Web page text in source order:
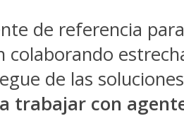
de referencia para
colaborando
de las
trabajar con